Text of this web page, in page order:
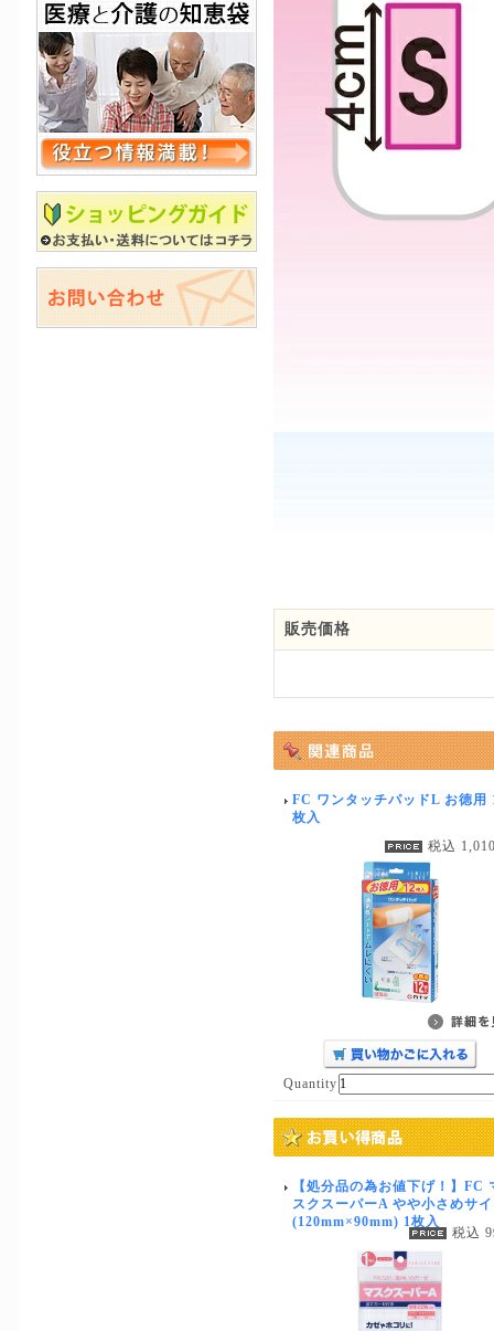
販売価格
FC ワンタッチパッドL お徳用
枚入
税込
Quantity
【処分品の為お値下げ！】FC
スクスーパーA やや小さめサ
(120mm×90mm) 1枚入
税込